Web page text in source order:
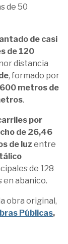
de 50
de casi
de 120
distancia
, formado por
600 metros de
.
por
de 26,46
de luz entre
de 128
en abanico.
obra original,
Públicas,